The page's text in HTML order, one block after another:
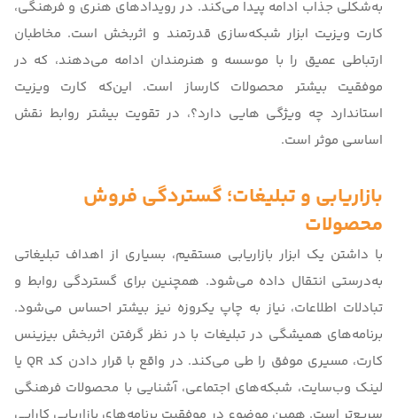
به‌شکلی جذاب ادامه پیدا می‌کند. در رویدادهای هنری و فرهنگی،
کارت ویزیت ابزار شبکه‌سازی قدرتمند و اثربخش است. مخاطبان
ارتباطی عمیق را با موسسه و هنرمندان ادامه می‌دهند، که در
موفقیت بیشتر محصولات کارساز است. این‌که
کارت ویزیت
استاندارد چه ویژگی هایی دارد؟، در تقویت بیشتر روابط نقش
اساسی موثر است.
بازاریابی و تبلیغات؛ گستردگی فروش
محصولات
با داشتن یک ابزار بازاریابی مستقیم، بسیاری از اهداف تبلیغاتی
به‌درستی انتقال داده می‌شود. همچنین برای گستردگی روابط و
تبادلات اطلاعات، نیاز به چاپ یکروزه نیز بیشتر احساس می‌شود.
برنامه‌های همیشگی در تبلیغات با در نظر گرفتن اثربخش بیزینس
کارت، مسیری موفق را طی می‌کند. در واقع با قرار دادن کد QR یا
لینک وب‌سایت، شبکه‌های اجتماعی، آشنایی با محصولات فرهنگی